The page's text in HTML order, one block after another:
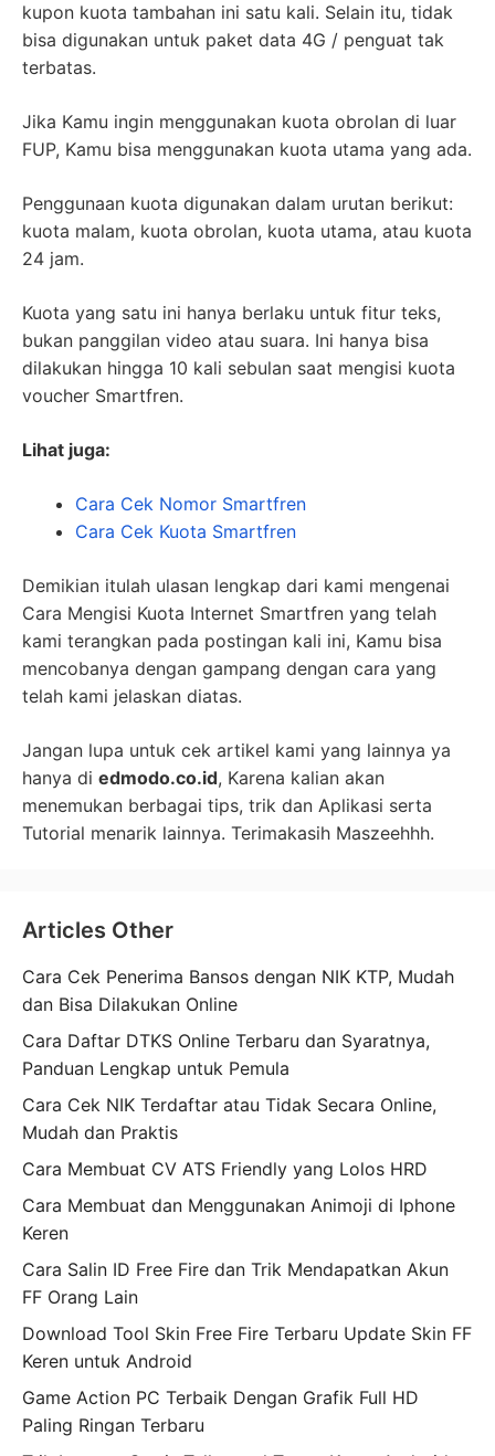
kupon kuota tambahan ini satu kali. Selain itu, tidak
bisa digunakan untuk paket data 4G / penguat tak
terbatas.
Jika Kamu ingin menggunakan kuota obrolan di luar
FUP, Kamu bisa menggunakan kuota utama yang ada.
Penggunaan kuota digunakan dalam urutan berikut:
kuota malam, kuota obrolan, kuota utama, atau kuota
24 jam.
Kuota yang satu ini hanya berlaku untuk fitur teks,
bukan panggilan video atau suara. Ini hanya bisa
dilakukan hingga 10 kali sebulan saat mengisi kuota
voucher Smartfren.
Lihat juga:
Cara Cek Nomor Smartfren
Cara Cek Kuota Smartfren
Demikian itulah ulasan lengkap dari kami mengenai
Cara Mengisi Kuota Internet Smartfren yang telah
kami terangkan pada postingan kali ini, Kamu bisa
mencobanya dengan gampang dengan cara yang
telah kami jelaskan diatas.
Jangan lupa untuk cek artikel kami yang lainnya ya
hanya di edmodo.co.id, Karena kalian akan
menemukan berbagai tips, trik dan Aplikasi serta
Tutorial menarik lainnya. Terimakasih Maszeehhh.
Articles Other
Cara Cek Penerima Bansos dengan NIK KTP, Mudah
dan Bisa Dilakukan Online
Cara Daftar DTKS Online Terbaru dan Syaratnya,
Panduan Lengkap untuk Pemula
Cara Cek NIK Terdaftar atau Tidak Secara Online,
Mudah dan Praktis
Cara Membuat CV ATS Friendly yang Lolos HRD
Cara Membuat dan Menggunakan Animoji di Iphone
Keren
Cara Salin ID Free Fire dan Trik Mendapatkan Akun
FF Orang Lain
Download Tool Skin Free Fire Terbaru Update Skin FF
Keren untuk Android
Game Action PC Terbaik Dengan Grafik Full HD
Paling Ringan Terbaru